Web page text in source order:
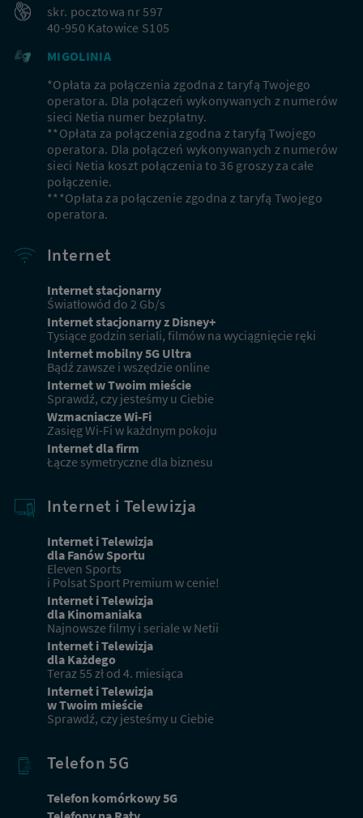
skr. pocztowa nr 597
40-950 Katowice S105
MIGOLINIA
*Opłata za połączenia zgodna z taryfą Twojego
operatora. Dla połączeń wykonywanych z numerów
sieci Netia numer bezpłatny.
**Opłata za połączenia zgodna z taryfą Twojego
operatora. Dla połączeń wykonywanych z numerów
sieci Netia koszt połączenia to 36 groszy za całe
połączenie.
***Opłata za połączenie zgodna z taryfą Twojego
operatora.
Internet
Internet stacjonarny
Światłowód do 2 Gb/s
Internet stacjonarny z Disney+
Tysiące godzin seriali, filmów na wyciągnięcie ręki
Internet mobilny 5G Ultra
Bądź zawsze i wszędzie online
Internet w Twoim mieście
Sprawdź, czy jesteśmy u Ciebie
Wzmacniacze Wi-Fi
Zasięg Wi-Fi w każdnym pokoju
Internet dla firm
Łącze symetryczne dla biznesu
Internet i Telewizja
Internet i Telewizja
dla Fanów Sportu
Eleven Sports
i Polsat Sport Premium w cenie!
Internet i Telewizja
dla Kinomaniaka
Najnowsze filmy i seriale w Netii
Internet i Telewizja
dla Każdego
Teraz 55 zł od 4. miesiąca
Internet i Telewizja
w Twoim mieście
Sprawdź, czy jesteśmy u Ciebie
Telefon 5G
Telefon komórkowy 5G